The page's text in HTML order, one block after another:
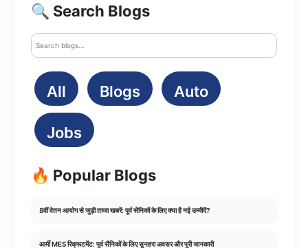
🔍 Search Blogs
All Blogs Auto
Jobs
🔥 Popular Blogs
8वीं वेतन आयोग से जुड़ी ताजा खबरें: पूर्व सैनिकों के लिए क्या है नई उम्मीदें?
आर्मी MES रिक्रूटमेंट: पूर्व सैनिकों के लिए सुनहरा अवसर और पूरी जानकारी